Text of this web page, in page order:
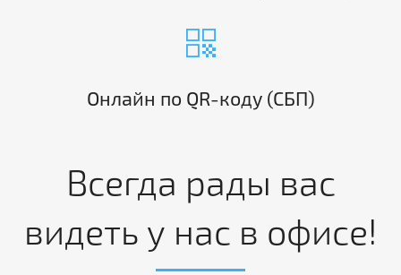
qr_code
Онлайн по QR-коду (СБП)
Всегда рады вас
видеть у нас в офисе!